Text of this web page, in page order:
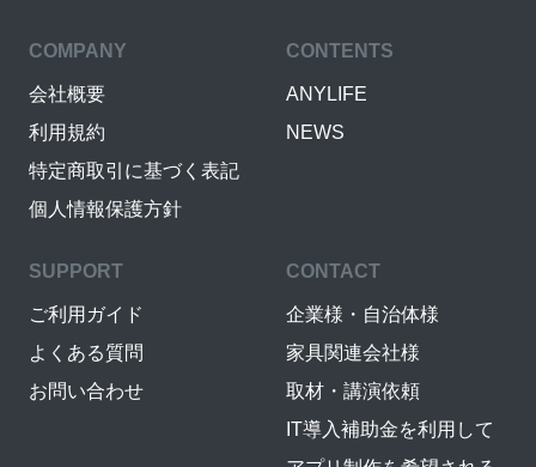
COMPANY
会社概要
利用規約
特定商取引に基づく表記
個人情報保護方針
CONTENTS
ANYLIFE
NEWS
SUPPORT
ご利用ガイド
よくある質問
お問い合わせ
CONTACT
企業様・自治体様
家具関連会社様
取材・講演依頼
IT導入補助金を利用して